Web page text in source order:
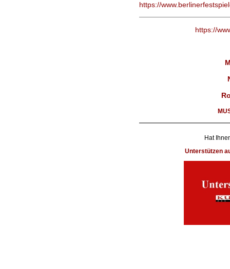
https://
https://
Hat
Unterstützen